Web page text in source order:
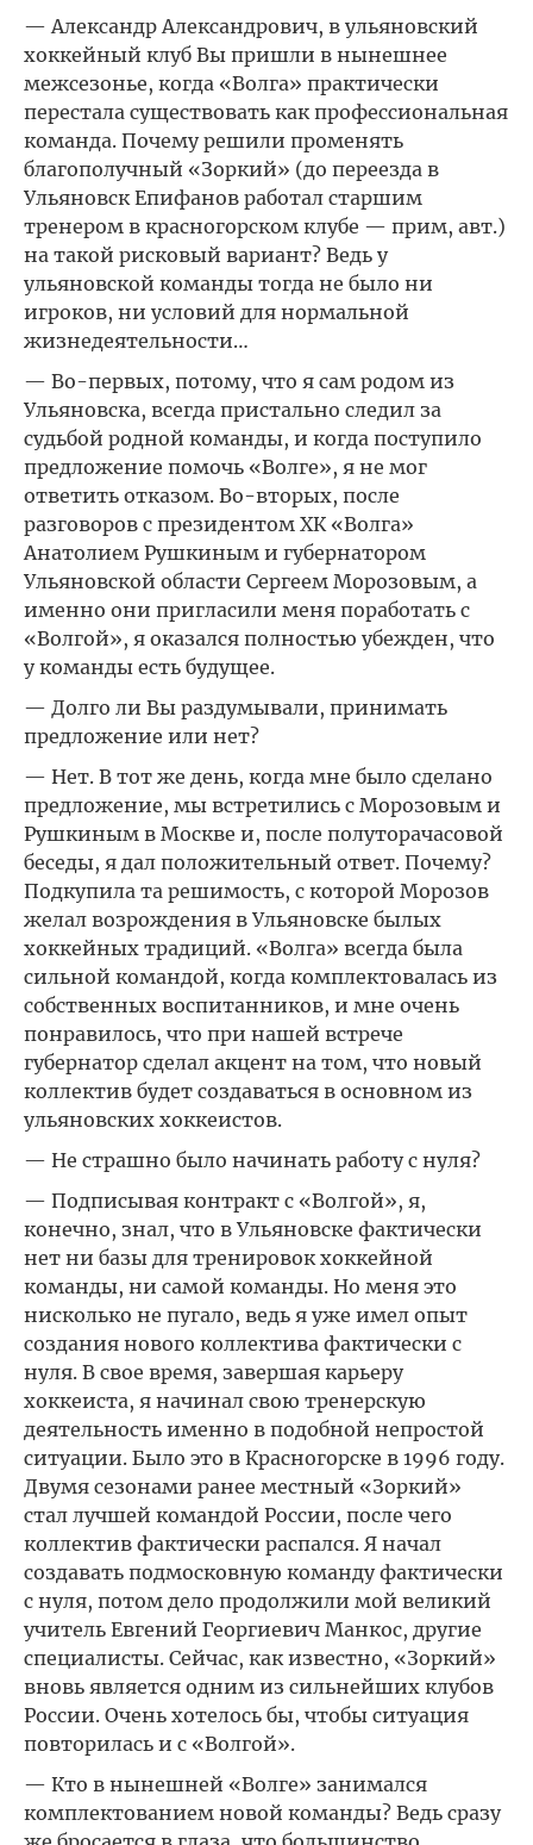
— Александр Александрович, в ульяновский
хоккейный клуб Вы пришли в нынешнее
межсезонье, когда «Волга» практически
перестала существовать как профессиональная
команда. Почему решили променять
благополучный «Зоркий» (до переезда в
Ульяновск Епифанов работал старшим
тренером в красногорском клубе — прим, авт.)
на такой рисковый вариант? Ведь у
ульяновской команды тогда не было ни
игроков, ни условий для нормальной
жизнедеятельности…
— Во-первых, потому, что я сам родом из
Ульяновска, всегда пристально следил за
судьбой родной команды, и когда поступило
предложение помочь «Волге», я не мог
ответить отказом. Во-вторых, после
разговоров с президентом ХК «Волга»
Анатолием Рушкиным и губернатором
Ульяновской области Сергеем Морозовым, а
именно они пригласили меня поработать с
«Волгой», я оказался полностью убежден, что
у команды есть будущее.
— Долго ли Вы раздумывали, принимать
предложение или нет?
— Нет. В тот же день, когда мне было сделано
предложение, мы встретились с Морозовым и
Рушкиным в Москве и, после полуторачасовой
беседы, я дал положительный ответ. Почему?
Подкупила та решимость, с которой Морозов
желал возрождения в Ульяновске былых
хоккейных традиций. «Волга» всегда была
сильной командой, когда комплектовалась из
собственных воспитанников, и мне очень
понравилось, что при нашей встрече
губернатор сделал акцент на том, что новый
коллектив будет создаваться в основном из
ульяновских хоккеистов.
— Не страшно было начинать работу с нуля?
— Подписывая контракт с «Волгой», я,
конечно, знал, что в Ульяновске фактически
нет ни базы для тренировок хоккейной
команды, ни самой команды. Но меня это
нисколько не пугало, ведь я уже имел опыт
создания нового коллектива фактически с
нуля. В свое время, завершая карьеру
хоккеиста, я начинал свою тренерскую
деятельность именно в подобной непростой
ситуации. Было это в Красногорске в 1996 году.
Двумя сезонами ранее местный «Зоркий»
стал лучшей командой России, после чего
коллектив фактически распался. Я начал
создавать подмосковную команду фактически
с нуля, потом дело продолжили мой великий
учитель Евгений Георгиевич Манкос, другие
специалисты. Сейчас, как известно, «Зоркий»
вновь является одним из сильнейших клубов
России. Очень хотелось бы, чтобы ситуация
повторилась и с «Волгой».
— Кто в нынешней «Волге» занимался
комплектованием новой команды? Ведь сразу